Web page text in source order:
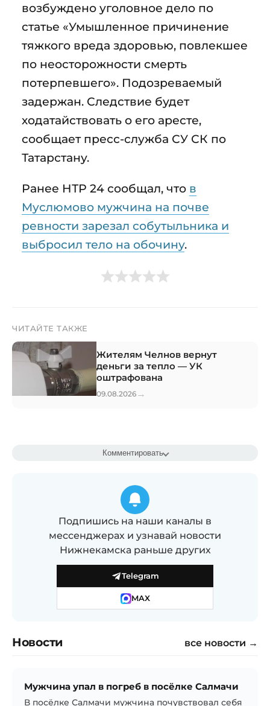
возбуждено уголовное дело по
статье «Умышленное причинение
тяжкого вреда здоровью, повлекшее
по неосторожности смерть
потерпевшего». Подозреваемый
задержан. Следствие будет
ходатайствовать о его аресте,
сообщает пресс-служба СУ СК по
Татарстану.
Ранее НТР 24 сообщал, что в
Муслюмово мужчина на почве
ревности зарезал собутыльника и
выбросил тело на обочину.
ЧИТАЙТЕ ТАКЖЕ
Жителям Челнов вернут
деньги за тепло — УК
оштрафована
09.08.2026 →
Комментировать
Подпишись на наши каналы в
мессенджерах и узнавай новости
Нижнекамска раньше других
Telegram
MAX
Новости все новости →
Мужчина упал в погреб в посёлке Салмачи
В посёлке Салмачи мужчина почувствовал себя